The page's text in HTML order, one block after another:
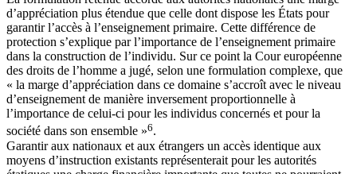
d’appréciation plus étendue que celle dont dispose les États pour
garantir l’accès à l’enseignement primaire. Cette différence de
protection s’explique par l’importance de l’enseignement primaire
dans la construction de l’individu. Sur ce point la Cour européenne
des droits de l’homme a jugé, selon une formulation complexe, que
« la marge d’appréciation dans ce domaine s’accroît avec le niveau
d’enseignement de manière inversement proportionnelle à
l’importance de celui-ci pour les individus concernés et pour la
société dans son ensemble »6.
Garantir aux nationaux et aux étrangers un accès identique aux
moyens d’instruction existants représenterait pour les autorités